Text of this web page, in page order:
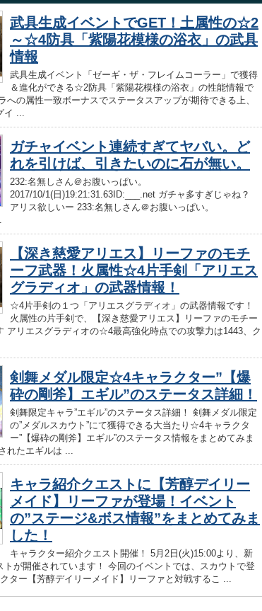
武具生成イベントでGET！土属性の☆2
～☆4防具「紫陽花模様の浴衣」の武具
情報
武具生成イベント「ゼーギ・ザ・フレイムコーラー」で獲得
＆進化ができる☆2防具「紫陽花模様の浴衣」の性能情報で
への属性一致ボーナスでステータスアップが期待できる上、
イ ...
ガチャイベント連続すぎてヤバい。ど
れを引けば、引きたいのに石が無い。
232:名無しさん＠お腹いっぱい。
2017/10/1(日)19:21:31.63ID:___.net ガチャ多すぎじゃね？
アリス欲しいー 233:名無しさん＠お腹いっぱい。
【深き慈愛アリエス】リーファのモチ
ーフ武器！火属性☆4片手剣「アリエス
グラディオ」の武器情報！
☆4片手剣の１つ「アリエスグラディオ」の武器情報です！
火属性の片手剣で、【深き慈愛アリエス】リーファのモチー
アリエスグラディオの☆4最高強化時点での攻撃力は1443、ク
剣舞メダル限定☆4キャラクター”【爆
砕の剛斧】エギル”のステータス詳細！
剣舞限定キャラ”エギル”のステータス詳細！ 剣舞メダル限定
の”メダルスカウト”にて獲得できる大当たり☆4キャラクタ
ー”【爆砕の剛斧】エギル”のステータス情報をまとめてみま
れたエギルは ...
キャラ紹介クエストに【芳醇デイリー
メイド】リーファが登場！イベント
の”ステージ&ボス情報”をまとめてみま
した！
キャラクター紹介クエスト開催！ 5月2日(火)15:00より、新
トが開催されています！ 今回のイベントでは、スカウトで登
ター【芳醇デイリーメイド】リーファと対戦するこ ...